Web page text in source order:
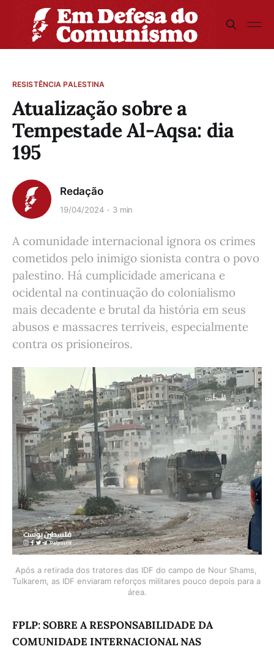
RESISTÊNCIA PALESTINA
Atualização sobre a
Tempestade Al-Aqsa: dia
195
Redação
19/04/2024 3 min
A comunidade internacional ignora os crimes
cometidos pelo inimigo sionista contra o povo
palestino. Há cumplicidade americana e
ocidental na continuação do colonialismo
mais decadente e brutal da história em seus
abusos e massacres terríveis, especialmente
contra os prisioneiros.
Após a retirada dos tratores das IDF do campo de Nour Shams,
Tulkarem, as IDF enviaram reforços militares pouco depois para a
área.
FPLP: SOBRE A RESPONSABILIDADE DA
COMUNIDADE INTERNACIONAL NAS